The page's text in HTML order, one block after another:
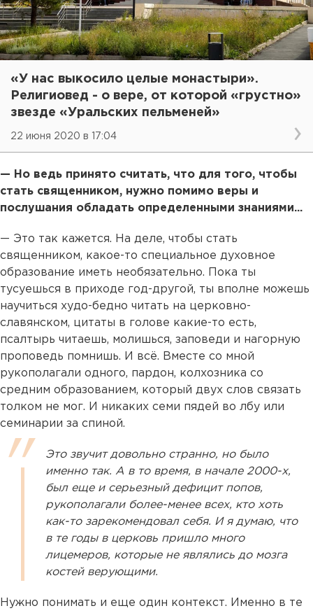
«У нас выкосило целые монастыри».
Религиовед - о вере, от которой «грустно»
звезде «Уральских пельменей»
22 июня 2020 в 17:04
— Но ведь принято считать, что для того, чтобы
стать священником, нужно помимо веры и
послушания обладать определенными знаниями...
— Это так кажется. На деле, чтобы стать
священником, какое-то специальное духовное
образование иметь необязательно. Пока ты
тусуешься в приходе год-другой, ты вполне можешь
научиться худо-бедно читать на церковно-
славянском, цитаты в голове какие-то есть,
псалтырь читаешь, молишься, заповеди и нагорную
проповедь помнишь. И всё. Вместе со мной
рукополагали одного, пардон, колхозника со
средним образованием, который двух слов связать
толком не мог. И никаких семи пядей во лбу или
семинарии за спиной.
Это звучит довольно странно, но было
именно так. А в то время, в начале 2000-х,
был еще и серьезный дефицит попов,
рукополагали более-менее всех, кто хоть
как-то зарекомендовал себя. И я думаю, что
в те годы в церковь пришло много
лицемеров, которые не являлись до мозга
костей верующими.
Нужно понимать и еще один контекст. Именно в те